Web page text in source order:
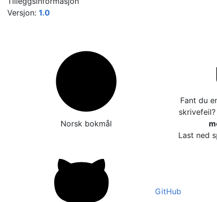
Versjon: 1.0
Norsk bokmål
Fant du
Last ned
GitHub